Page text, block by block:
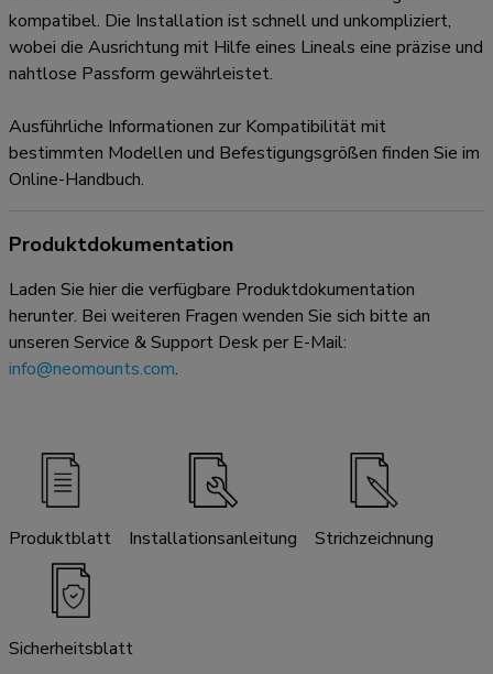
kompatibel. Die Installation ist schnell und unkompliziert,
wobei die Ausrichtung mit Hilfe eines Lineals eine präzise und
nahtlose Passform gewährleistet.
Ausführliche Informationen zur Kompatibilität mit
bestimmten Modellen und Befestigungsgrößen finden Sie im
Online-Handbuch.
Produktdokumentation
Laden Sie hier die verfügbare Produktdokumentation
herunter. Bei weiteren Fragen wenden Sie sich bitte an
unseren Service & Support Desk per E-Mail:
info@neomounts.com.
Produktblatt Installationsanleitung Strichzeichnung
Sicherheitsblatt